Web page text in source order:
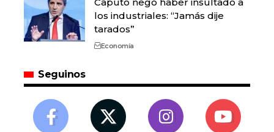
los industriales: “Jamás dije
tarados”
Economía
Seguinos